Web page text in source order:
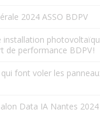
2024 ASSO BDPV
installation
de performance BDPV !
font voler les
Data IA Nantes 2024